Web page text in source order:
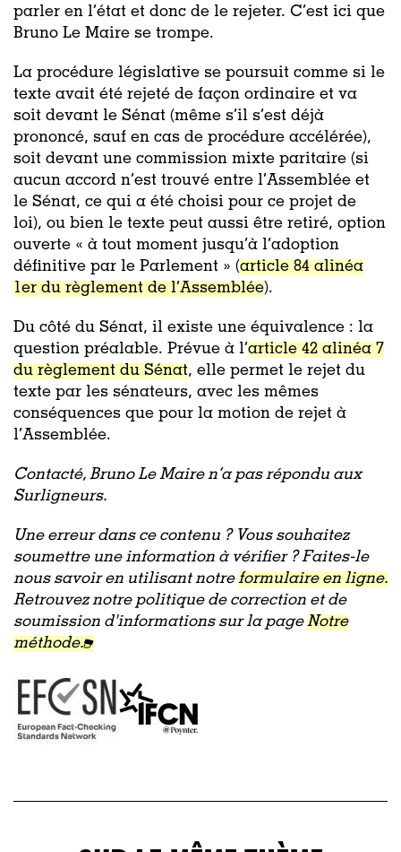
parler en l’état et donc de le rejeter. C’est ici que
Bruno Le Maire se trompe.
La procédure législative se poursuit comme si le
texte avait été rejeté de façon ordinaire et va
soit devant le Sénat (même s’il s’est déjà
prononcé, sauf en cas de procédure accélérée),
soit devant une commission mixte paritaire (si
aucun accord n’est trouvé entre l’Assemblée et
le Sénat, ce qui a été choisi pour ce projet de
loi), ou bien le texte peut aussi être retiré, option
ouverte « à tout moment jusqu’à l’adoption
définitive par le Parlement » (article 84 alinéa
1er du règlement de l’Assemblée).
Du côté du Sénat, il existe une équivalence : la
question préalable. Prévue à l’article 42 alinéa 7
du règlement du Sénat, elle permet le rejet du
texte par les sénateurs, avec les mêmes
conséquences que pour la motion de rejet à
l’Assemblée.
Contacté, Bruno Le Maire n’a pas répondu aux
Surligneurs.
Une erreur dans ce contenu ? Vous souhaitez
soumettre une information à vérifier ? Faites-le
nous savoir en utilisant notreformulaire en ligne.
Retrouvez notre politique de correction et de
soumission d'informations sur la pageNotre
méthode.